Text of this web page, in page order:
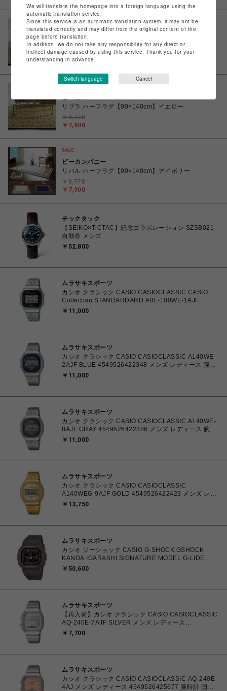
ビーカンパニー
リブラ フロアラグ【130×190cm】イエロー
￥15,642
￥17,380
リブラ ハーフラグ【90×140cm】イエロー
￥7,900
￥8,778
ビーカンパニー
リバル ハーフラグ【90×140cm】アイボリー
￥7,900
￥8,778
チックタック
【SEIKO×TiCTAC】記念コラボレーション SZSB021
自動巻 メンズ
￥52,800
ムラサキスポーツ
カシオ クラシック CASIO CASIOCLASSIC CASIO
Collection STANDARDARD ABL-100WE-1AJF
4549526378195 メンズ レディース 腕時計 国内正規
￥11,000
ムラサキスポーツ
カシオ クラシック CASIO CASIOCLASSIC A140WE-
2AJF BLUE 4549526422348 メンズ レディース 腕時
￥11,000
ムラサキスポーツ
カシオ クラシック CASIO CASIOCLASSIC A140WE-
8AJF GRAY 4549526422386 メンズ レディース 腕時
￥11,000
ムラサキスポーツ
カシオ クラシック CASIO CASIOCLASSIC
A140WEG-9AJF GOLD 4549526422423 メンズ レデ
ィース 腕時計 国内正規品 【送料無料 北海道/沖縄/離島
￥13,750
ムラサキスポーツ
カシオ ジーショック CASIO G-SHOCK GSHOCK
KANOA IGARASHI SIGNATURE MODEL G-LIDE
GBX-H5600 Series GBX-H5600KI-5JR メンズ 腕時計
￥50,600
ムラサキスポーツ
【再入荷】カシオ クラシック CASIO CASIOCLASSIC
AQ-240E-7AJF SILVER メンズ レディース
4549526409615 腕時計 国内正規品 【 北海道/沖縄/離
￥7,700
ムラサキスポーツ
カシオ クラシック CASIO CASIOCLASSIC AQ-240E-
4AJ メンズ レディース 4549526425677 腕時計 国内
We will translate the homepage into a foreign language using the
automatic translation service.
Since this service is an automatic translation system, it may not be
translated correctly and may differ from the original content of the
page before translation.
In addition, we do not take any responsibility for any direct or
indirect damage caused by using this service. Thank you for your
understanding in advance.
Switch language Cancel